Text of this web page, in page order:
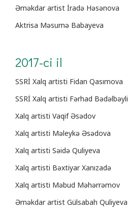
Əməkdar artist İradə Həsənova
Aktrisa Məsumə Babayeva
2017-ci il
SSRİ Xalq artisti Fidan Qasımova
SSRİ Xalq artisti Fərhad Bədəlbəyli
Xalq artisti Vaqif Əsədov
Xalq artisti Məleykə Əsədova
Xalq artisti Səidə Quliyeva
Xalq artisti Bəxtiyar Xanızadə
Xalq artisti Məbud Məhərrəmov
Əməkdar artist Gülsabah Quliyeva